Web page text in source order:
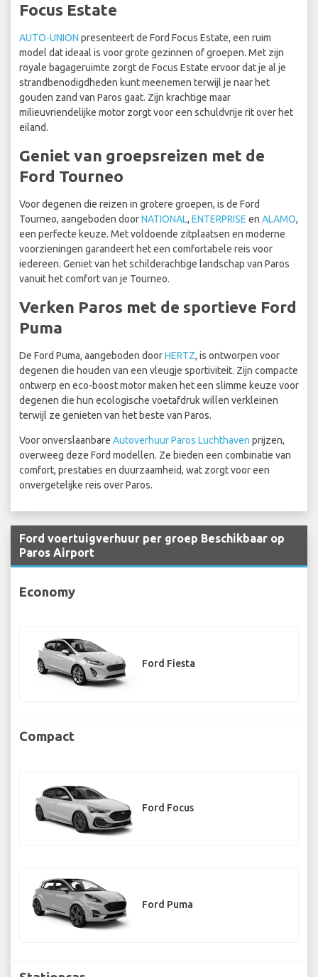
Focus Estate
AUTO-UNION presenteert de Ford Focus Estate, een ruim
model dat ideaal is voor grote gezinnen of groepen. Met zijn
royale bagageruimte zorgt de Focus Estate ervoor dat je al je
strandbenodigdheden kunt meenemen terwijl je naar het
gouden zand van Paros gaat. Zijn krachtige maar
milieuvriendelijke motor zorgt voor een schuldvrije rit over het
eiland.
Geniet van groepsreizen met de
Ford Tourneo
Voor degenen die reizen in grotere groepen, is de Ford
Tourneo, aangeboden doorNATIONAL, ENTERPRISE en ALAMO,
een perfecte keuze. Met voldoende zitplaatsen en moderne
voorzieningen garandeert het een comfortabele reis voor
iedereen. Geniet van het schilderachtige landschap van Paros
vanuit het comfort van je Tourneo.
Verken Paros met de sportieve Ford
Puma
De Ford Puma, aangeboden doorHERTZ, is ontworpen voor
degenen die houden van een vleugje sportiviteit. Zijn compacte
ontwerp en eco-boost motor maken het een slimme keuze voor
degenen die hun ecologische voetafdruk willen verkleinen
terwijl ze genieten van het beste van Paros.
Voor onverslaanbare Autoverhuur Paros Luchthaven prijzen,
overweeg deze Ford modellen. Ze bieden een combinatie van
comfort, prestaties en duurzaamheid, wat zorgt voor een
onvergetelijke reis over Paros.
Ford voertuigverhuur per groep Beschikbaar op
Paros Airport
Economy
Ford Fiesta
Compact
Ford Focus
Ford Puma